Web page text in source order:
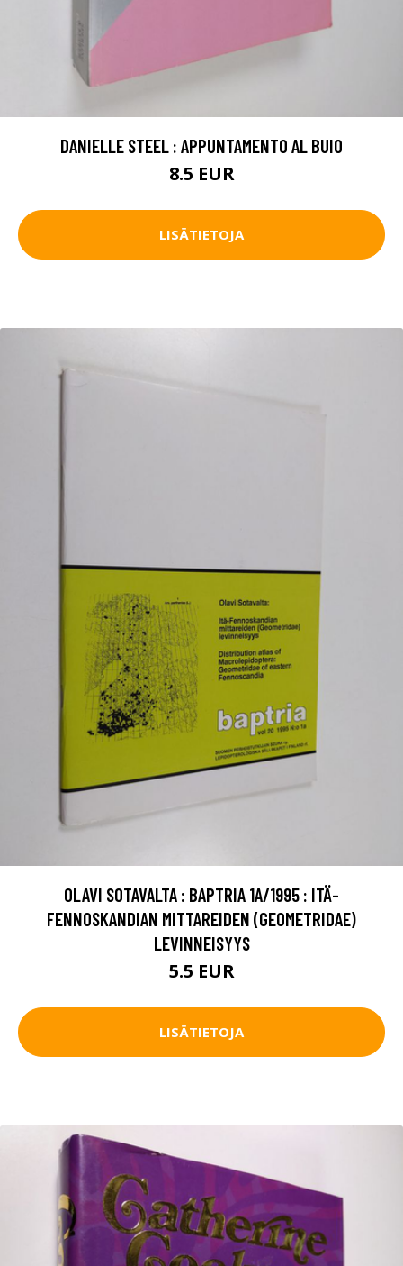
DANIELLE STEEL : APPUNTAMENTO AL BUIO
8.5 EUR
LISÄTIETOJA
OLAVI SOTAVALTA : BAPTRIA 1A/1995 : ITÄ-
FENNOSKANDIAN MITTAREIDEN (GEOMETRIDAE)
LEVINNEISYYS
5.5 EUR
LISÄTIETOJA